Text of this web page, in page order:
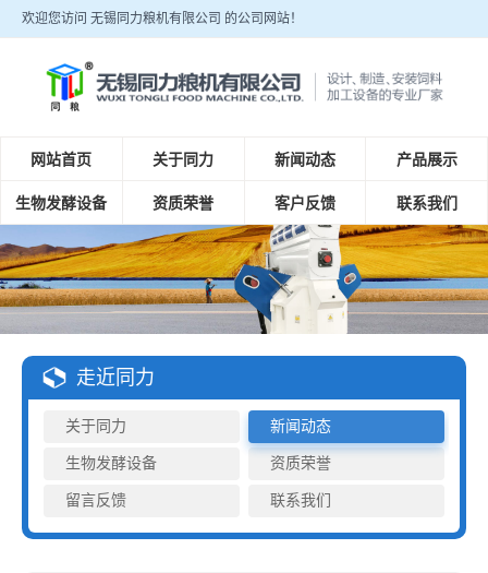
欢迎您访问 无锡同力粮机有限公司 的公司网站！
网站首页 关于同力 新闻动态 产品展示
生物发酵设备 资质荣誉 客户反馈 联系我们
走近同力
关于同力 新闻动态
生物发酵设备 资质荣誉
留言反馈 联系我们